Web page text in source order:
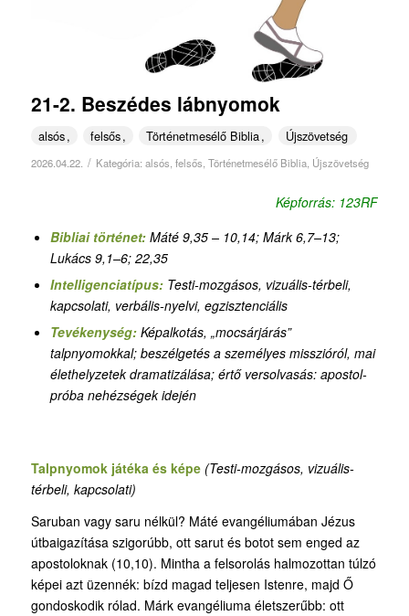
21-2. Beszédes lábnyomok
alsós felsős Történetmesélő Biblia Újszövetség
2026.04.22. / Kategória: alsós felsős Történetmesélő Biblia, Újszövetség
Képforrás: 123RF
Bibliai történet:Máté 9,35 – 10,14; Márk 6,7–13;
Lukács 9,1–6; 22,35
Intelligenciatípus: Testi-mozgásos, vizuális-térbeli,
kapcsolati, verbális-nyelvi, egzisztenciális
Tevékenység: Képalkotás, „mocsárjárás”
talpnyomokkal;beszélgetés a személyes misszióról, mai
élethelyzetek dramatizálása; értő versolvasás: apostol-
próba nehézségek idején
Talpnyomok játéka és képe (Testi-mozgásos, vizuális-
térbeli, kapcsolati)
Saruban vagy saru nélkül? Máté evangéliumában Jézus
útbaigazítása szigorúbb, ott sarut és botot sem enged az
apostoloknak (10,10). Mintha a felsorolás halmozottan túlzó
képei azt üzennék: bízd magad teljesen Istenre, majd Ő
gondoskodik rólad. Márk evangéliuma életszerűbb: ott